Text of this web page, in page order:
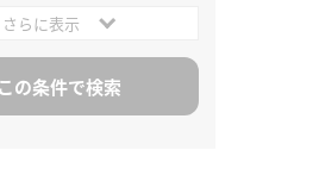
さらに表示